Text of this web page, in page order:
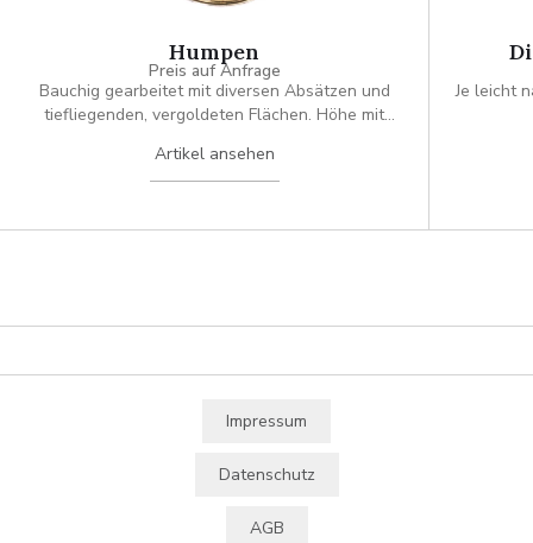
Humpen
Preis auf Anfrage
Bauchig gearbeitet mit diversen Absätzen und
tiefliegenden, vergoldeten Flächen. Höhe mit
Seling, Die Kunst der Augsburger Goldschmiede,
Abbildung 431. Höhe mit Knauf ca. 16cm,
Artikel ansehen
Je leicht
Impressum
Datenschutz
AGB